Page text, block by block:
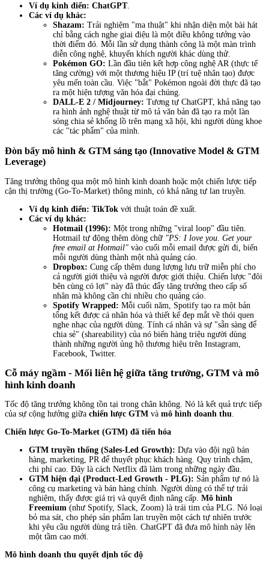
Ví dụ kinh điển: ChatGPT.
Các ví dụ khác:
Shazam: Trải nghiệm "ma thuật" khi nhận diện một bài hát
chỉ bằng cách nghe giai điệu là một điều không tưởng vào
thời điểm đó. Mỗi lần sử dụng thành công là một màn trình
diễn công nghệ, khuyến khích người khác dùng thử.
Pokémon GO: Lần đầu tiên kết hợp công nghệ AR (thực tế
tăng cường) với một thương hiệu IP (trí tuệ nhân tạo) được
yêu mến toàn cầu. Việc "bắt" Pokémon ngoài đời thực đã tạo
ra một hiện tượng văn hóa đại chúng.
DALL-E 2 / Midjourney: Tương tự ChatGPT, khả năng tạo
ra hình ảnh nghệ thuật từ mô tả văn bản đã tạo ra một làn
sóng chia sẻ khổng lồ trên mạng xã hội, khi người dùng khoe
các "tác phẩm" của mình.
Đòn bẩy mô hình & GTM sáng tạo (Innovative Model & GTM
Leverage)
Tăng trưởng thông qua một mô hình kinh doanh hoặc một chiến lược tiếp
cận thị trường (Go-To-Market) thông minh, có khả năng tự lan truyền.
Ví dụ kinh điển: TikTok với thuật toán đề xuất.
Các ví dụ khác:
Hotmail (1996): Một trong những "viral loop" đầu tiên.
Hotmail tự động thêm dòng chữ "PS: I love you. Get your
free email at Hotmail" vào cuối mỗi email được gửi đi, biến
mỗi người dùng thành một nhà quảng cáo.
Dropbox: Cung cấp thêm dung lượng lưu trữ miễn phí cho
cả người giới thiệu và người được giới thiệu. Chiến lược "đôi
bên cùng có lợi" này đã thúc đẩy tăng trưởng theo cấp số
nhân mà không cần chi nhiều cho quảng cáo.
Spotify Wrapped: Mỗi cuối năm, Spotify tạo ra một bản
tổng kết được cá nhân hóa và thiết kế đẹp mắt về thói quen
nghe nhạc của người dùng. Tính cá nhân và sự "sẵn sàng để
chia sẻ" (shareability) của nó biến hàng triệu người dùng
thành những người ủng hộ thương hiệu trên Instagram,
Facebook, Twitter.
Cỗ máy ngầm - Mối liên hệ giữa tăng trưởng, GTM và mô
hình kinh doanh
Tốc độ tăng trưởng không tồn tại trong chân không. Nó là kết quả trực tiếp
của sự cộng hưởng giữa chiến lược GTM và mô hình doanh thu
Chiến lược Go-To-Market (GTM) đã tiến hóa
GTM truyền thống (Sales-Led Growth): Dựa vào đội ngũ bán
hàng, marketing, PR để thuyết phục khách hàng. Quy trình chậm,
chi phí cao. Đây là cách Netflix đã làm trong những ngày đầu.
GTM hiện đại (Product-Led Growth - PLG): Sản phẩm tự nó là
công cụ marketing và bán hàng chính. Người dùng có thể tự trải
nghiệm, thấy được giá trị và quyết định nâng cấp. Mô hình
Freemium (như Spotify, Slack, Zoom) là trái tim của PLG. Nó loại
bỏ ma sát, cho phép sản phẩm lan truyền một cách tự nhiên trước
khi yêu cầu người dùng trả tiền. ChatGPT đã đưa mô hình này lên
một tầm cao mới.
Mô hình doanh thu quyết định tốc độ